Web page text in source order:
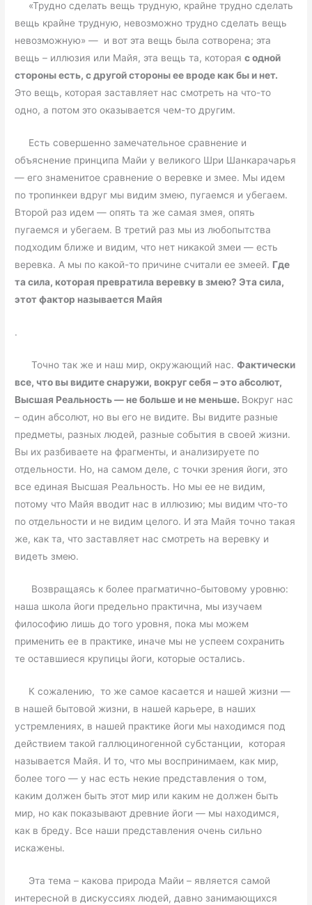
«Трудно сделать вещь трудную, крайне трудно сделать
вещь крайне трудную, невозможно трудно сделать вещь
невозможную» — и вот эта вещь была сотворена; эта
вещь – иллюзия или Майя, эта вещь та, котораяс одной
стороны есть, с другой стороны ее вроде как бы и нет.
Это вещь, которая заставляет нас смотреть на что-то
одно, а потом это оказывается чем-то другим.
Есть совершенно замечательное сравнение и
объяснение принципа Майи у великого Шри Шанкарачарья
— его знаменитое сравнение о веревке и змее. Мы идем
по тропинкеи вдруг мы видим змею, пугаемся и убегаем.
Второй раз идем — опять та же самая змея, опять
пугаемся и убегаем. В третий раз мы из любопытства
подходим ближе и видим, что нет никакой змеи — есть
веревка. А мы по какой-то причине считали ее змеей. Где
та сила, которая превратила веревку в змею? Эта сила,
этот фактор называется Майя
.
Точно так же и наш мир, окружающий нас.Фактически
все, что вы видите снаружи, вокруг себя – это абсолют,
Высшая Реальность — не больше и не меньше. Вокруг нас
– один абсолют, но вы его не видите. Вы видите разные
предметы, разных людей, разные события в своей жизни.
Вы их разбиваете на фрагменты, и анализируете по
отдельности. Но, на самом деле, с точки зрения йоги, это
все единая Высшая Реальность. Но мы ее не видим,
потому что Майя вводит нас в иллюзию; мы видим что-то
по отдельности и не видим целого. И эта Майя точно такая
же, как та, что заставляет нас смотреть на веревку и
видеть змею.
Возвращаясь к более прагматично-бытовому уровню:
наша школа йоги предельно практична, мы изучаем
философию лишь до того уровня, пока мы можем
применить ее в практике, иначе мы не успеем сохранить
те оставшиеся крупицы йоги, которые остались.
К сожалению, то же самое касается и нашей жизни —
в нашей бытовой жизни, в нашей карьере, в наших
устремлениях, в нашей практике йоги мы находимся под
действием такой галлюциногенной субстанции, которая
называется Майя. И то, что мы воспринимаем, как мир,
более того — у нас есть некие представления о том,
каким должен быть этот мир или каким не должен быть
мир, но как показывают древние йоги — мы находимся,
как в бреду. Все наши представления очень сильно
искажены.
Эта тема – какова природа Майи – является самой
интересной в дискуссиях людей, давно занимающихся